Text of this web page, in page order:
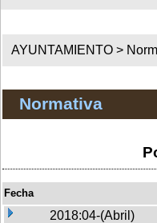
AYUNTAMIENTO >
Normativa
Fecha
2018:04-(Abril)